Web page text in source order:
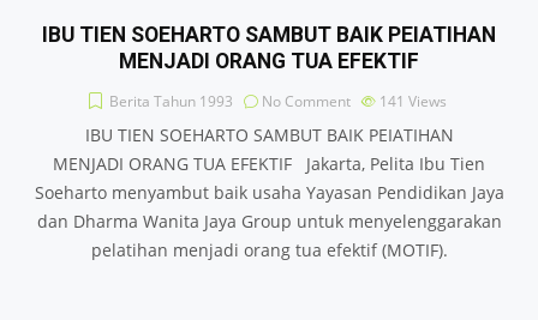
IBU TIEN SOEHARTO SAMBUT BAIK PEIATIHAN
MENJADI ORANG TUA EFEKTIF
Berita Tahun 1993 No Comment 141 Views
IBU TIEN SOEHARTO SAMBUT BAIK PEIATIHAN
MENJADI ORANG TUA EFEKTIF Jakarta, Pelita Ibu Tien
Soeharto menyambut baik usaha Yayasan Pendidikan Jaya
dan Dharma Wanita Jaya Group untuk menyelenggarakan
pelatihan menjadi orang tua efektif (MOTIF).